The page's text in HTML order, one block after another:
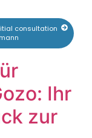
consultation
Ihr
zur